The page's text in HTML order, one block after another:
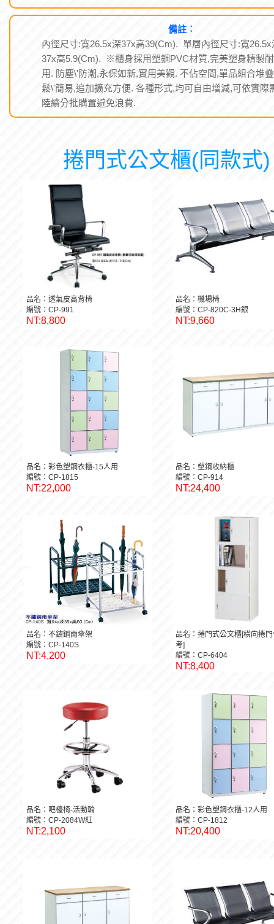
備註︰
內徑尺寸:寬26.5x深37x高39(Cm). 單層內徑尺寸:寬26.5x
37x高5.9(Cm). ※櫃身採用塑鋼PVC材質,完美塑身精製耐
用. 防塵\'防潮,永保如新,實用美觀. 不佔空間,單品組合堆
鬆\'簡易,追加擴充方便. 各種形式,均可自由增減,可依實際
陸續分批購置避免浪費.
捲門式公文櫃(同款式)
品名：透氣皮高背椅
編號：CP-991
NT:8,800
品名：機場椅
編號：CP-820C-3H銀
NT:9,660
品名：彩色塑鋼衣櫃-15人用
編號：CP-1815
NT:22,000
品名：塑鋼收納櫃
編號：CP-914
NT:24,400
品名：不鏽鋼雨傘架
編號：CP-140S
NT:4,200
品名：捲門式公文櫃[橫向捲
考]
編號：CP-6404
NT:8,400
品名：吧檯椅-活動輪
編號：CP-2084W紅
NT:2,100
品名：彩色塑鋼衣櫃-12人用
編號：CP-1812
NT:20,400